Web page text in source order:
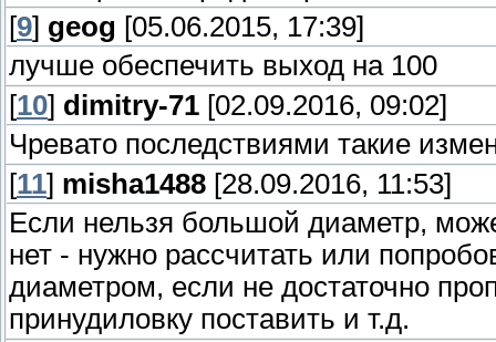
[9] geog [05.06.2015, 17:39]
лучше обеспечить выход на 100
[10] dimitry-71 [02.09.2016, 09:02]
Чревато последствиями такие
[11] misha1488 [28.09.2016, 11:53]
Если нельзя большой диаметр,
нет - нужно рассчитать или
диаметром, если не достаточно
принудиловку поставить и т.д.